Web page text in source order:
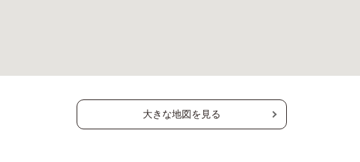
大きな地図を見る